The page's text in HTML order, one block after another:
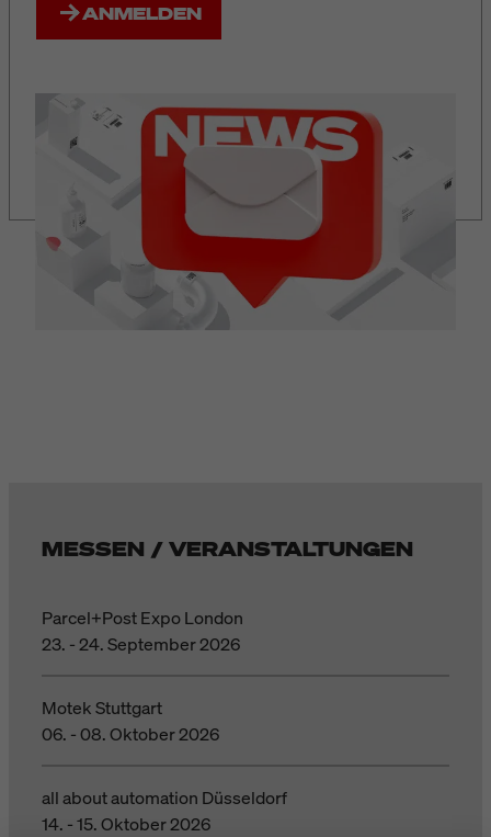
ANMELDEN
MESSEN / VERANSTALTUNGEN
Parcel+Post Expo London
23. - 24. September 2026
Motek Stuttgart
06. - 08. Oktober 2026
all about automation Düsseldorf
14. - 15. Oktober 2026